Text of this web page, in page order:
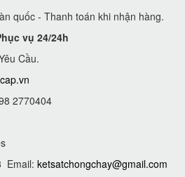
quốc - Thanh toán khi nhận hàng.
vụ 24/24h
Cầu.
2770404
Email: ketsatchongchay@gmail.com